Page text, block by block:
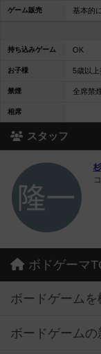
ゲーム販売 基本的
持ち込みゲーム OK
お子様 5歳以上
禁煙 全席禁
相席
スタッフ
ボドゲーマ
ボードゲームを
ボードゲーム